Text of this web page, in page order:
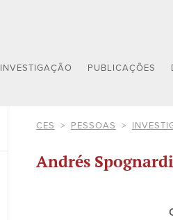
INVESTIGAÇÃO PUBLICAÇÕES
CES PESSOAS
Andrés Spognardi